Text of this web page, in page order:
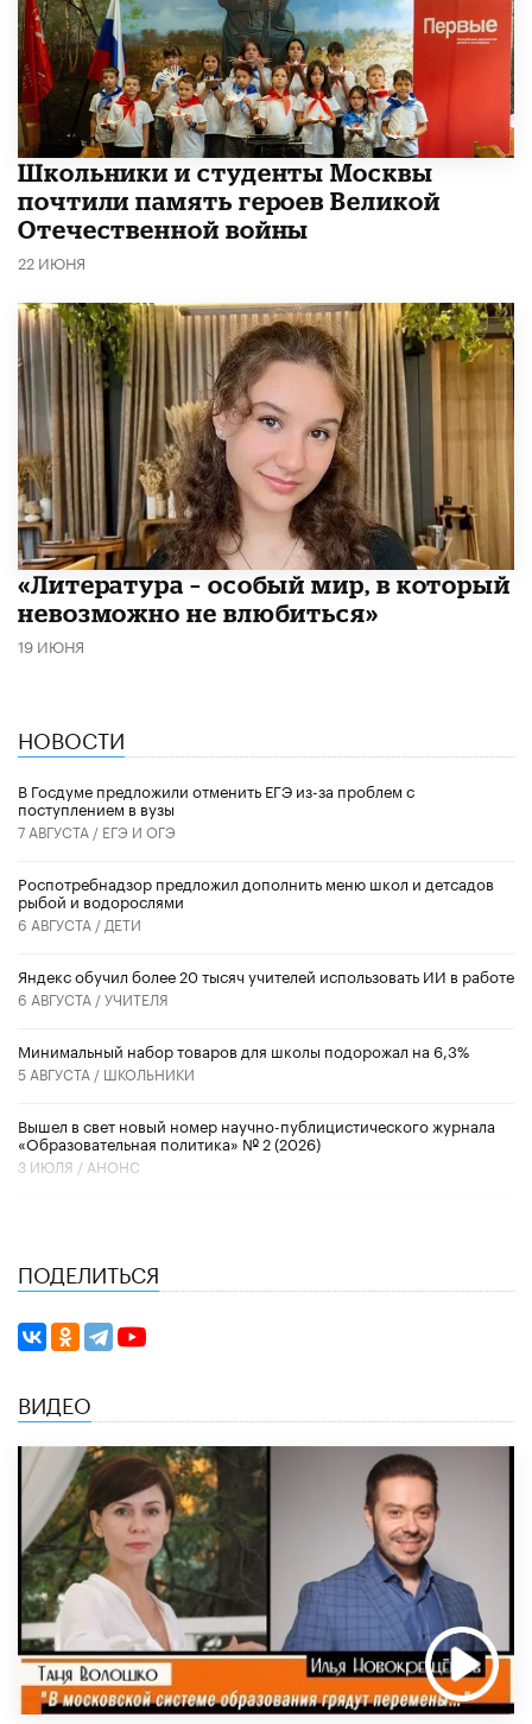
Школьники и студенты Москвы
почтили память героев Великой
Отечественной войны
22 ИЮНЯ
​«Литература – особый мир, в который
невозможно не влюбиться»
19 ИЮНЯ
НОВОСТИ
В Госдуме предложили отменить ЕГЭ из-за проблем с
поступлением в вузы
7 АВГУСТА / ЕГЭ И ОГЭ
Роспотребнадзор предложил дополнить меню школ и детсадов
рыбой и водорослями
6 АВГУСТА / ДЕТИ
​Яндекс обучил более 20 тысяч учителей использовать ИИ в работе
6 АВГУСТА /УЧИТЕЛЯ
Минимальный набор товаров для школы подорожал на 6,3%
5 АВГУСТА / ШКОЛЬНИКИ
Вышел в свет новый номер научно-публицистического журнала
«Образовательная политика» № 2 (2026)
3 ИЮЛЯ / АНОНС
ПОДЕЛИТЬСЯ
ВИДЕО